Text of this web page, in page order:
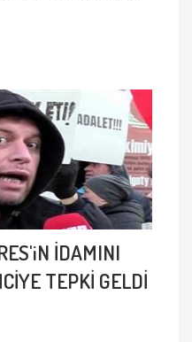
İDAMINI
TEPKİ GELDİ